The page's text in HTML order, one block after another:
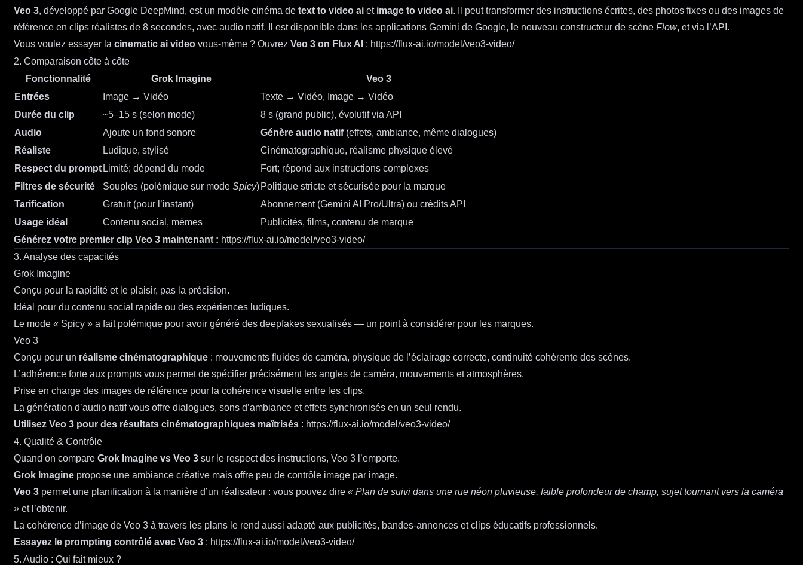
Veo 3, développé par Google DeepMind, est un modèle cinéma de text to video ai et image to video ai. Il peut transformer des instructions écrites, des photos fixes ou des images de
référence en clips réalistes de 8 secondes, avec audio natif. Il est disponible dans les applications Gemini de Google, le nouveau constructeur de scène Flow, et via l’API.
Vous voulez essayer la cinematic ai video vous-même ? Ouvrez Veo 3 on Flux AI : https://flux-ai.io/model/veo3-video/
2. Comparaison côte à côte
Fonctionnalité
Grok Imagine
Veo 3
Entrées
Image → Vidéo
Texte → Vidéo, Image → Vidéo
Durée du clip
~5–15 s (selon mode)
8 s (grand public), évolutif via API
Audio
Ajoute un fond sonore Génère audio natif(effets, ambiance, même dialogues)
Réaliste
Ludique, stylisé
Cinématographique, réalisme physique élevé
Respect du prompt Limité; dépend du mode
Fort; répond aux instructions complexes
Filtres de sécurité
Souples (polémique sur mode Spicy) Politique stricte et sécurisée pour la marque
Tarification
Gratuit (pour l’instant)
Abonnement (Gemini AI Pro/Ultra) ou crédits API
Usage idéal
Contenu social, mèmes
Publicités, films, contenu de marque
Générez votre premier clip Veo 3 maintenant : https://flux-ai.io/model/veo3-video/
3. Analyse des capacités
Grok Imagine
Conçu pour la rapidité et le plaisir, pas la précision.
Idéal pour du contenu social rapide ou des expériences ludiques.
Le mode « Spicy » a fait polémique pour avoir généré des deepfakes sexualisés — un point à considérer pour les marques.
Veo 3
Conçu pour un réalisme cinématographique : mouvements fluides de caméra, physique de l’éclairage correcte, continuité cohérente des scènes.
L’adhérence forte aux prompts vous permet de spécifier précisément les angles de caméra, mouvements et atmosphères.
Prise en charge des images de référence pour la cohérence visuelle entre les clips.
La génération d’audio natif vous offre dialogues, sons d’ambiance et effets synchronisés en un seul rendu.
Utilisez Veo 3 pour des résultats cinématographiques maîtrisés : https://flux-ai.io/model/veo3-video/
4. Qualité & Contrôle
Quand on compare Grok Imagine vs Veo 3 sur le respect des instructions, Veo 3 l’emporte.
Grok Imagine propose une ambiance créative mais offre peu de contrôle image par image.
Veo 3 permet une planification à la manière d’un réalisateur : vous pouvez dire « Plan de suivi dans une rue néon pluvieuse, faible profondeur de champ, sujet tournant vers la caméra
» et l’obtenir.
La cohérence d’image de Veo 3 à travers les plans le rend aussi adapté aux publicités, bandes-annonces et clips éducatifs professionnels.
Essayez le prompting contrôlé avec Veo 3 : https://flux-ai.io/model/veo3-video/
5. Audio : Qui fait mieux ?